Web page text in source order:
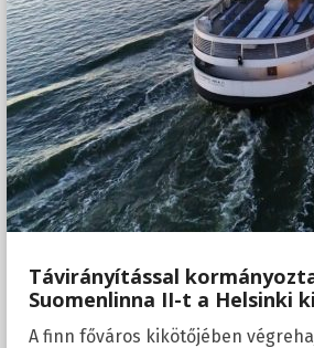
Távirányítással
Suomenlinna II-t a Helsinki
A finn főváros kikötőjében